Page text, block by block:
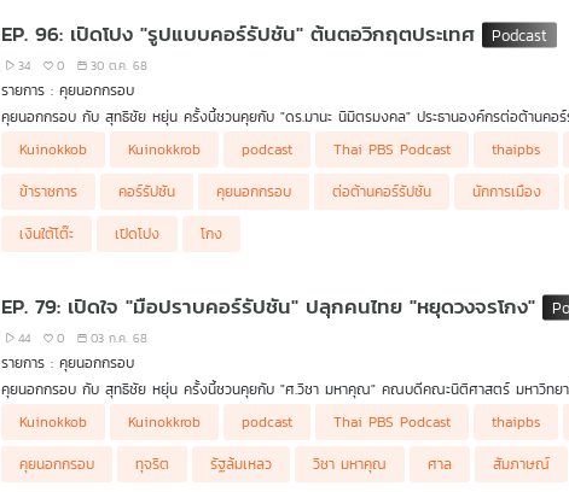
EP. 96: เปิดโปง "รูปแบบคอร์รัปชัน" ต้นตอวิกฤตประเทศ
34 0 30 ต.ค. 68
รายการ : คุยนอกกรอบ
คุยนอกกรอบ กับ สุทธิชัย หยุ่น ครั้งนี้ชวนคุยกับ "ดร.มานะ นิมิตรมงคล" ประธานองค์กรต่อต้านคอร์
Kuinokkob Kuinokkrob podcast Thai PBS Podcast thaipbs
ข้าราชการ
คอร์รัปชัน คุยนอกกรอบ ต่อต้านคอร์รัปชัน นักการเมือง
เงินใต้โต๊ะ
เปิดโปง โกง
EP. 79: เปิดใจ "มือปราบคอร์รัปชัน" ปลุกคนไทย "หยุดวงจรโกง"
44 0 03 ก.ค. 68
รายการ : คุยนอกกรอบ
คุยนอกกรอบ กับ สุทธิชัย หยุ่น ครั้งนี้ชวนคุยกับ "ศ.วิชา มหาคุณ" คณบดีคณะนิติศาสตร์ มหาวิทยา
สำคัญในช่วงที่ผ่านมา การยกระดับมาตรฐานการตรวจสอบคดีทุจริตคอร์รัปชันในสังคมไทย และแน
Kuinokkob Kuinokkrob podcast Thai PBS Podcast thaipbs
คุยนอกกรอบ
ทุจริต รัฐล้มเหลว วิชา มหาคุณ ศาล สัมภาษณ์